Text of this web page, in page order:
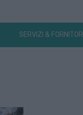
SERVIZI & FORNITORI